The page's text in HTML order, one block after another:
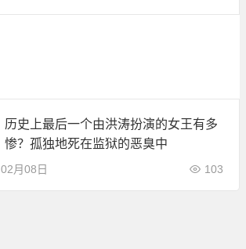
历史上最后一个由洪涛扮演的女王有多
惨？孤独地死在监狱的恶臭中
02月08日 103